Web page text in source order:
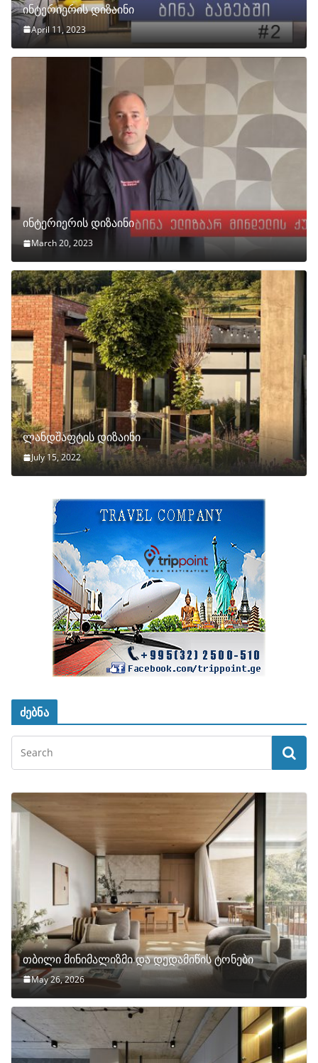
ინტერიერის დიზაინი
April 11, 2023
ინტერიერის დიზაინი
March 20, 2023
ლანდშაფტის დიზაინი
July 15, 2022
ძებნა
თბილი მინიმალიზმი და დედამიწის ტონები
May 26, 2026